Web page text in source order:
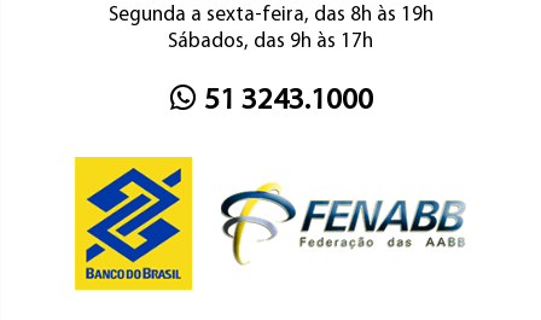
Segunda a sexta-feira, das 8h às 19h
Sábados, das 9h às 17h
51 3243.1000